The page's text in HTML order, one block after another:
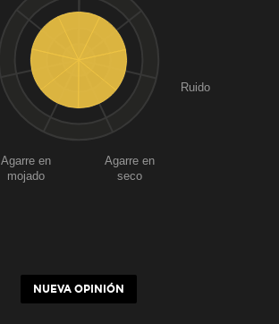
Ruido
Agarre en
seco
Agarre en
mojado
NUEVA OPINIÓN